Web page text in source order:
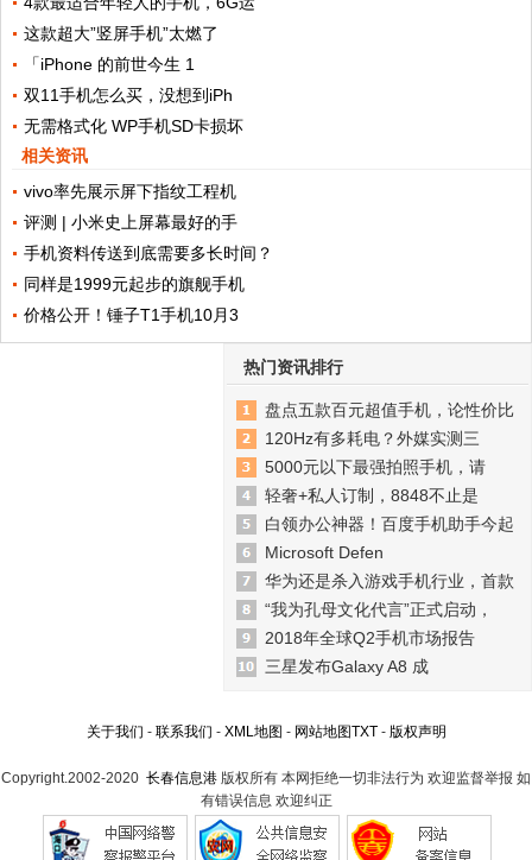
这款超大”竖屏手机”太燃了
「iPhone 的前世今生 1
双11手机怎么买，没想到iPh
无需格式化 WP手机SD卡损坏
相关资讯
vivo率先展示屏下指纹工程机
评测 | 小米史上屏幕最好的手
手机资料传送到底需要多长时间？
同样是1999元起步的旗舰手机
价格公开！锤子T1手机10月3
热门资讯排行
盘点五款百元超值手机，论性价比
120Hz有多耗电？外媒实测三
5000元以下最强拍照手机，请
轻奢+私人订制，8848不止是
白领办公神器！百度手机助手今起
Microsoft Defen
华为还是杀入游戏手机行业，首款
“我为孔母文化代言”正式启动，
2018年全球Q2手机市场报告
三星发布Galaxy A8 成
关于我们 - 联系我们 - XML地图 - 网站地图TXT- 版权声明
Copyright.2002-2020 长春信息港 版权所有 本网拒绝一切非法行为 欢迎监督举报 如
有错误信息 欢迎纠正